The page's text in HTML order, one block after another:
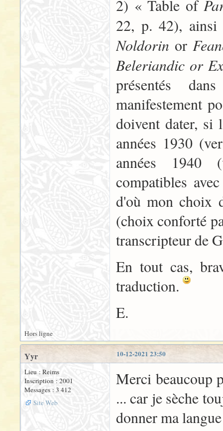
2) « Table of
22, p. 42),
Noldorin or
Beleriandic or
présentés
manifestement
doivent dater, si
années 1930
années 1940
compatibles
d'où mon choix
(choix conforté
transcripteur de
En tout cas,
traduction.
E.
Hors ligne
10-12-2021 23:50
Yyr
Lieu : Reims
Inscription : 2001
Messages : 3 412
Site Web
Merci beaucoup
... car je sèche
donner ma